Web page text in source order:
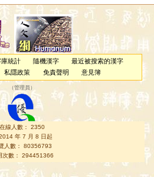
庫統計 隨機漢字
最近被搜索的漢字
私隱政策 免責聲明 意見簿
（管理員 ）
在線人數： 2350
年 7 月 8 日起
人數： 80356793
次數： 294451366